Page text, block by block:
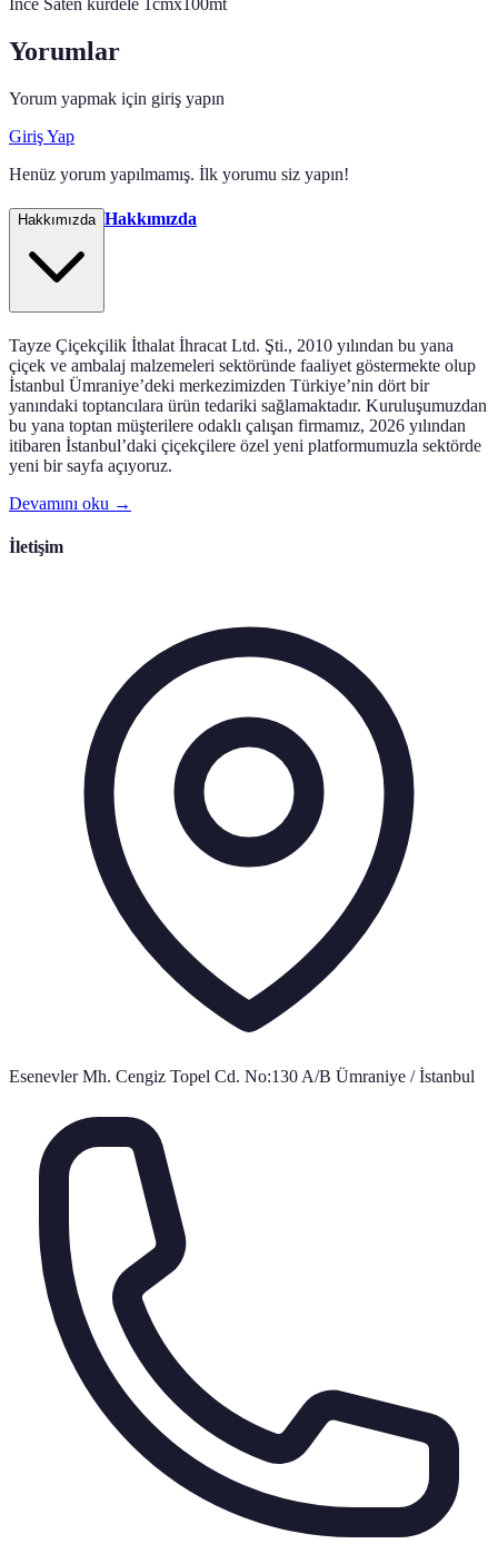
Yorumlar
Yorum yapmak için giriş yapın
Giriş Yap
Henüz yorum yapılmamış. İlk yorumu siz yapın!
Hakkımızda Hakkımızda
Tayze Çiçekçilik İthalat İhracat Ltd. Şti., 2010 yılından bu yana
çiçek ve ambalaj malzemeleri sektöründe faaliyet göstermekte olup
İstanbul Ümraniye’deki merkezimizden Türkiye’nin dört bir
yanındaki toptancılara ürün tedariki sağlamaktadır. Kuruluşumuzdan
bu yana toptan müşterilere odaklı çalışan firmamız, 2026 yılından
itibaren İstanbul’daki çiçekçilere özel yeni platformumuzla sektörde
yeni bir sayfa açıyoruz.
Devamını oku →
İletişim
Esenevler Mh. Cengiz Topel Cd. No:130 A/B Ümraniye / İstanbul